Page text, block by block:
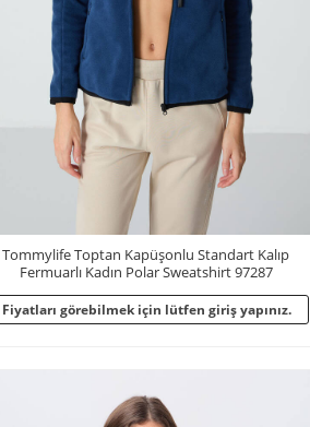
Tommylife Toptan Kapüşonlu Standart Kalıp
Fermuarlı Kadın Polar Sweatshirt 97287
Fiyatları görebilmek için lütfen giriş yapınız.